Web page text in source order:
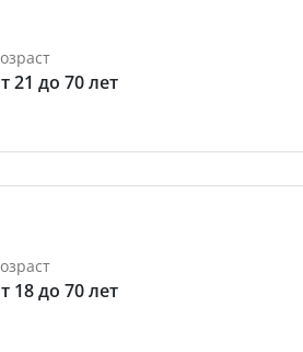
21 до 70 лет
18 до 70 лет